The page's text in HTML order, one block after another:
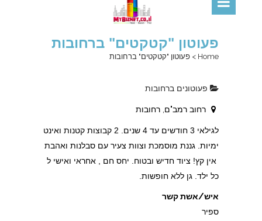
פעוטון "קטקטים" ברחובות
Home
> פעוטון "קטקטים" ברחובות
פעוטונים ברחובות
רחוב רמב"ם, רחובות
לגילאי 3 חודשים עד 4 שנים. 2 קבוצות קטנות ואינט
ימיות. גננת מוסמכת וצוות צעיר עם סבלנות ואהבת
אין קץ! ציוד חדיש ובטוח. יחס חם , אחראי ואישי ל
כל ילד. גן ללא חופשות.
איש/אשת קשר
ספיר